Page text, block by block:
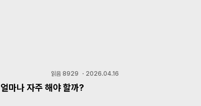
읽음 8929 ・ 2026.04.16
마나 자주 해야 할까?